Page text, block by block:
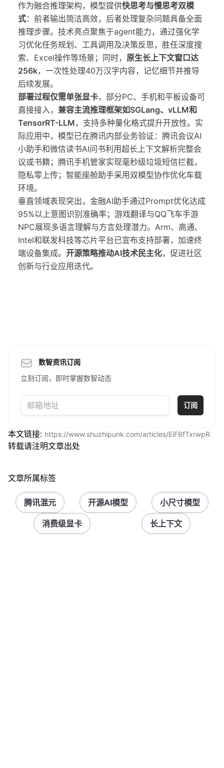
作为融合推理架构，模型提供快思考与慢思考双模
式：前者输出简洁高效，后者处理复杂问题具备全面
推理步骤。技术亮点聚焦于agent能力，通过强化学
习优化任务规划、工具调用及决策反思，胜任深度搜
索、Excel操作等场景；同时， 原生长上下文窗口达
256k，一次性处理40万汉字内容，记忆细节并推导
后续发展。
部署过程仅需单张显卡，部分PC、手机和平板设备可
直接接入， 兼容主流推理框架如SGLang、vLLM和
TensorRT-LLM，支持多种量化格式提升开放性。实
际应用中，模型已在腾讯内部业务验证：腾讯会议AI
小助手和微信读书AI问书利用超长上下文解析完整会
议或书籍；腾讯手机管家实现毫秒级垃圾短信拦截，
隐私零上传；智能座舱助手采用双模型协作优化车载
环境。
垂直领域表现突出，金融AI助手通过Prompt优化达成
95%以上意图识别准确率；游戏翻译与QQ飞车手游
NPC展现多语言理解与方言处理潜力。Arm、高通、
Intel和联发科技等芯片平台已宣布支持部署，加速终
端设备集成。 开源策略推动AI技术民主化，促进社区
创新与行业应用迭代。
数智资讯订阅
立刻订阅，即时掌握数智动态
订阅
本文链接: https://www.shuzhipunk.com/articles/EiFBfTxrwpR
转载请注明文章出处
文章所属标签
腾讯混元 开源AI模型 小尺寸模型
消费级显卡 长上下文